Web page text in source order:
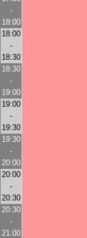
-
18:00
18:00
-
18:30
18:30
-
19:00
19:00
-
19:30
19:30
-
20:00
20:00
-
20:30
20:30
-
21:00